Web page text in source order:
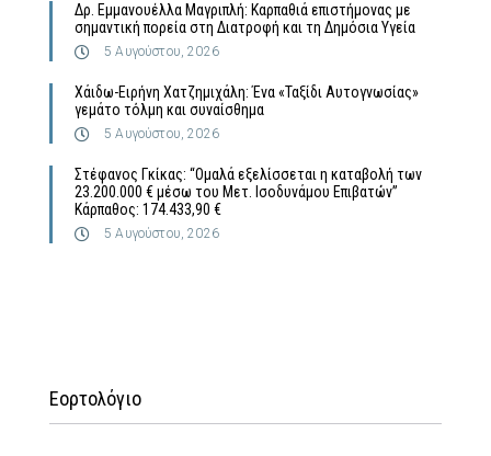
Δρ. Εμμανουέλλα Μαγριπλή: Καρπαθιά επιστήμονας με
σημαντική πορεία στη Διατροφή και τη Δημόσια Υγεία
5 Αυγούστου, 2026
Χάιδω-Ειρήνη Χατζημιχάλη: Ένα «Ταξίδι Αυτογνωσίας»
γεμάτο τόλμη και συναίσθημα
5 Αυγούστου, 2026
Στέφανος Γκίκας: “Ομαλά εξελίσσεται η καταβολή των
23.200.000 € μέσω του Μετ. Ισοδυνάμου Επιβατών”
Κάρπαθος: 174.433,90 €
5 Αυγούστου, 2026
Εορτολόγιο